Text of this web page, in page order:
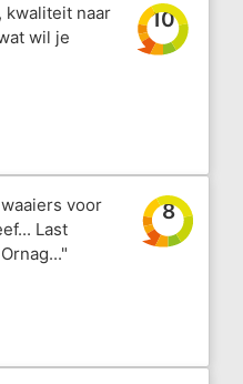
kwaliteit naar
wil je
10
voor
Last
8